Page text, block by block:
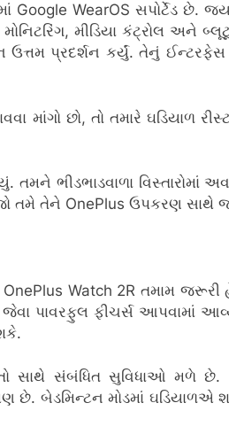
WearOS સપોર્ટેડ છે.
મીડિયા કંટ્રોલ અને
ઉત્તમ પ્રદર્શન કર્યું. તેનું
છો, તો તમારે ઘડિયાળ
ભીડભાડવાળા વિસ્તારોમાં
તમે તેને OnePlus ઉપકરણ સાથે
Watch 2R તમામ જરૂરી
પાવરફુલ ફીચર્સ આપવામાં
સાથે સંબંધિત સુવિધાઓ મળે
બેડમિન્ટન મોડમાં ઘડિયાળએ